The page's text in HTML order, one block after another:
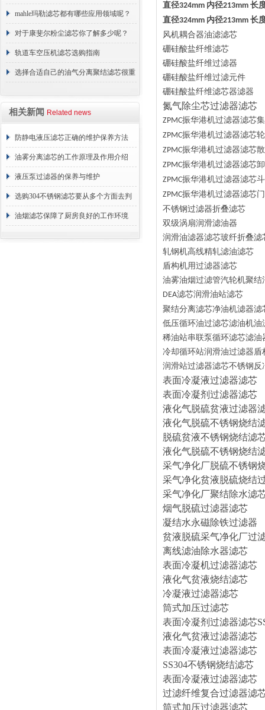
mahle玛勒滤芯都有哪些应用领域呢？
对于康斐尔粉尘滤芯你了解多少呢？
轨道车空压机滤芯选购指南
选择合适自己的油气分离聚结滤芯很重
相关新闻 Related news
防静电液压滤芯正确的维护保养方法
油雾分离滤芯的工作原理及作用介绍
液压泵过滤器的保养与维护
选购304不锈钢滤芯要从多个方面去判
断
油烟滤芯保障了厨房良好的工作环境
直径324mm 内径213mm 长
直径324mm 内径213mm 长
风机耦合器油滤滤芯
硼硅酸盐纤维滤芯
硼硅酸盐纤维过滤器
硼硅酸盐纤维过滤元件
硼硅酸盐纤维滤芯器滤器
氮气除尘芯过滤器滤芯
ZPMC振华港机过滤器滤芯
ZPMC振华港机过滤器滤芯
ZPMC振华港机过滤器滤芯
ZPMC振华港机过滤器滤芯
ZPMC振华港机过滤器滤芯
ZPMC振华港机过滤器滤芯
不锈钢过滤器折叠滤芯
双级涡扇润滑滤油器
润滑油滤器滤芯玻纤折叠滤
轧钢机高线精轧滤油滤芯
盾构机用过滤器滤芯
油雾油烟过滤管汽轮机聚结
DEA滤芯润滑油站滤芯
聚结分离滤芯净油机滤器滤
低压循环油过滤芯滤油机油
稀油站串联泵循环滤芯滤油
冷却循环站润滑油过滤器盾
润滑站过滤器滤芯不锈钢反
表面冷凝液过滤器滤芯
表面冷凝剂过滤器滤芯
液化气脱硫贫液过滤器
液化气脱硫不锈钢烧结
脱硫贫液不锈钢烧结滤
液化气脱硫不锈钢烧结
采气净化厂脱硫不锈钢
采气净化贫液脱硫烧结
采气净化厂聚结除水滤
烟气脱硫过滤器滤芯
凝结水永磁除铁过滤器
贫液脱硫采气净化厂过
离线滤油除水器滤芯
表面冷凝机过滤器滤芯
液化气贫液烧结滤芯
冷凝液过滤器滤芯
筒式加压过滤芯
表面冷凝剂过滤器滤芯
液化气贫液过滤器滤芯
表面冷凝液过滤器滤芯
SS304不锈钢烧结滤芯
表面冷凝液过滤器滤芯
过滤纤维复合过滤器滤
筒式加压过滤器滤芯